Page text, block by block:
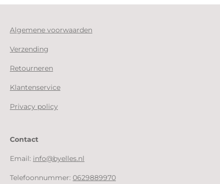
Algemene voorwaarden
Verzending
Retourneren
Klantenservice
Privacy policy
Contact
Email: info@byelles.nl
Telefoonnummer: 0629889970